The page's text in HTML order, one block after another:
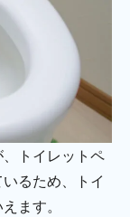
トイレットペ
るため、トイ
ます。